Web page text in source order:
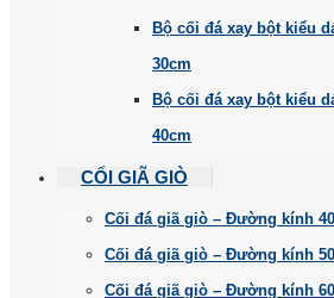
Bộ cối đá xay bột kiểu
30cm
Bộ cối đá xay bột kiểu
40cm
CỐI GIÃ GIÒ
Cối đá giã giò – Đường kính
Cối đá giã giò – Đường kính
Cối đá giã giò – Đường kính